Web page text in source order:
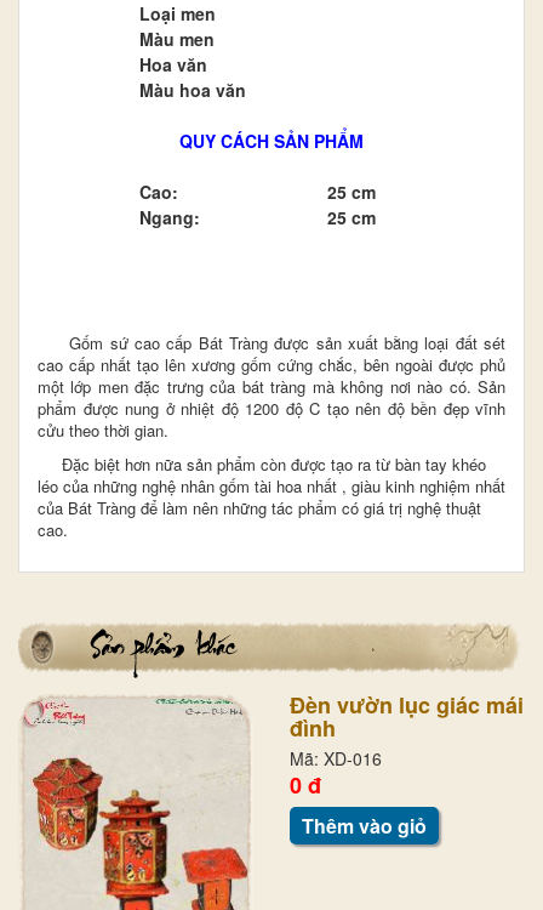
Loại men
Màu men
Hoa văn
Màu hoa văn
QUY CÁCH SẢN PHẨM
Cao:
25 cm
Ngang:
25 cm
Gốm sứ cao cấp Bát Tràng được sản xuất bằng loại đất sét
cao cấp nhất tạo lên xương gốm cứng chắc, bên ngoài được phủ
một lớp men đặc trưng của bát tràng mà không nơi nào có. Sản
phẩm được nung ở nhiệt độ 1200 độ C tạo nên độ bền đẹp vĩnh
cửu theo thời gian.
Đặc biệt hơn nữa sản phẩm còn được tạo ra từ bàn tay khéo
léo của những nghệ nhân gốm tài hoa nhất , giàu kinh nghiệm nhất
của Bát Tràng để làm nên những tác phẩm có giá trị nghệ thuật
cao.
Đèn vườn lục giác mái
đình
Mã: XD-016
0 đ
Thêm vào giỏ